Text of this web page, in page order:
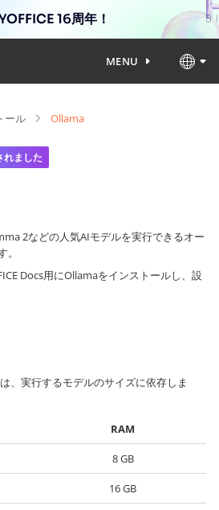
16周年！
MENU
ール Ollama
れました
2などの人気AIモデルを実行できるオー
Docs用にOllamaをインストールし、設
、実行するモデルのサイズに依存しま
RAM
8 GB
16 GB